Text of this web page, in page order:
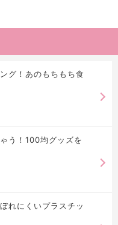
グ！あのもちもち食
う！100均グッズを
れにくいプラスチッ